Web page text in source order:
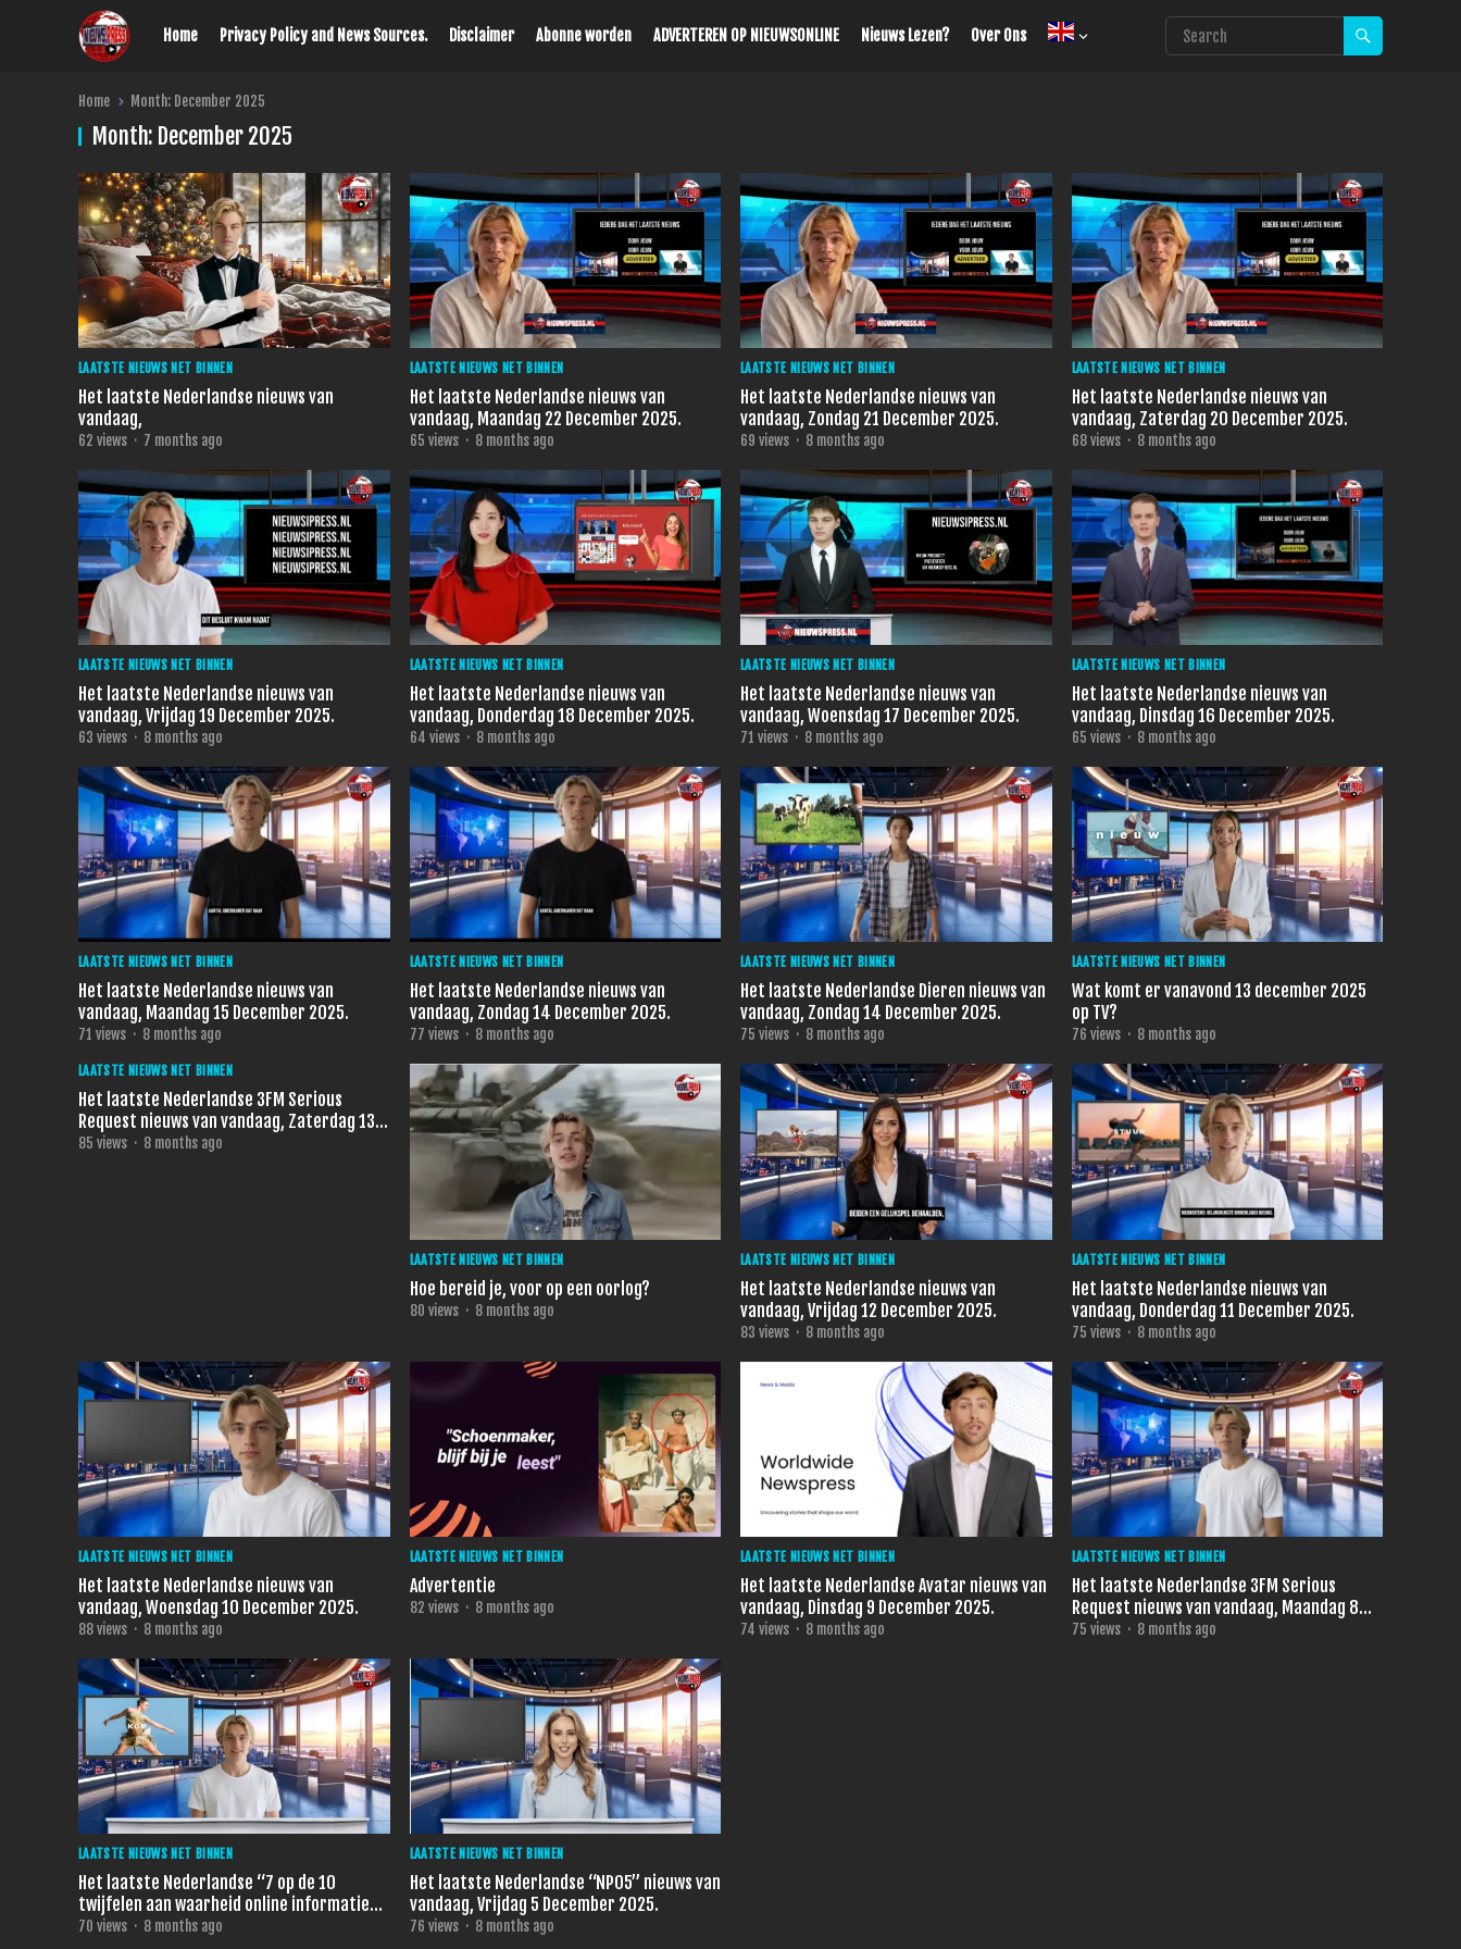
Home Privacy Policy and News Sources. Disclaimer Abonne worden ADVERTEREN OP NIEUWSONLINE Nieuws Lezen? Over Ons
Home Month: December 2025
Month: December 2025
LAATSTE NIEUWS NET BINNEN
Het laatste Nederlandse nieuws van
vandaag,
62 views · 7 months ago
LAATSTE NIEUWS NET BINNEN
Het laatste Nederlandse nieuws van
vandaag, Maandag 22 December 2025.
65 views · 8 months ago
LAATSTE NIEUWS NET BINNEN
Het laatste Nederlandse nieuws van
vandaag, Zondag 21 December 2025.
69 views · 8 months ago
LAATSTE NIEUWS NET BINNEN
Het laatste Nederlandse nieuws van
vandaag, Zaterdag 20 December 2025.
68views · 8 months ago
LAATSTE NIEUWS NET BINNEN
Het laatste Nederlandse nieuws van
vandaag, Vrijdag 19 December 2025.
63 views · 8 months ago
LAATSTE NIEUWS NET BINNEN
Het laatste Nederlandse nieuws van
vandaag, Donderdag 18 December 2025.
64 views · 8 months ago
LAATSTE NIEUWS NET BINNEN
Het laatste Nederlandse nieuws van
vandaag, Woensdag 17 December 2025.
71 views · 8 months ago
LAATSTE NIEUWS NET BINNEN
Het laatste Nederlandse nieuws van
vandaag, Dinsdag 16 December 2025.
65 views · 8 months ago
LAATSTE NIEUWS NET BINNEN
Het laatste Nederlandse nieuws van
vandaag, Maandag 15 December 2025.
71 views · 8 months ago
LAATSTE NIEUWS NET BINNEN
Het laatste Nederlandse nieuws van
vandaag, Zondag 14 December 2025.
77 views · 8 months ago
LAATSTE NIEUWS NET BINNEN
Het laatste Nederlandse Dieren nieuws van
vandaag, Zondag 14 December 2025.
75 views · 8 months ago
LAATSTE NIEUWS NET BINNEN
Wat komt er vanavond 13 december 2025
op TV?
76 views · 8 months ago
LAATSTE NIEUWS NET BINNEN
Het laatste Nederlandse 3FM Serious
Request nieuws van vandaag, Zaterdag 13
December 2025.
85 views · 8 months ago
LAATSTE NIEUWS NET BINNEN
Hoe bereid je, voor op een oorlog?
80 views · 8 months ago
LAATSTE NIEUWS NET BINNEN
Het laatste Nederlandse nieuws van
vandaag, Vrijdag 12 December 2025.
83 views · 8 months ago
LAATSTE NIEUWS NET BINNEN
Het laatste Nederlandse nieuws van
vandaag, Donderdag 11 December 2025.
75 views · 8 months ago
LAATSTE NIEUWS NET BINNEN
Het laatste Nederlandse nieuws van
vandaag, Woensdag 10 December 2025.
88views · 8 months ago
LAATSTE NIEUWS NET BINNEN
Advertentie
82 views · 8 months ago
LAATSTE NIEUWS NET BINNEN
Het laatste Nederlandse Avatar nieuws van
vandaag, Dinsdag 9 December 2025.
74 views · 8 months ago
LAATSTE NIEUWS NET BINNEN
Het laatste Nederlandse 3FM Serious
Request nieuws van vandaag, Maandag 8
December 2025.
75 views · 8 months ago
LAATSTE NIEUWS NET BINNEN
Het laatste Nederlandse “7 op de 10
twijfelen aan waarheid online informatie
CBS onderzoek” nieuws van vandaag,
70 views · 8 months ago
LAATSTE NIEUWS NET BINNEN
Het laatste Nederlandse “NPO5” nieuws van
vandaag, Vrijdag 5 December 2025.
76 views · 8 months ago